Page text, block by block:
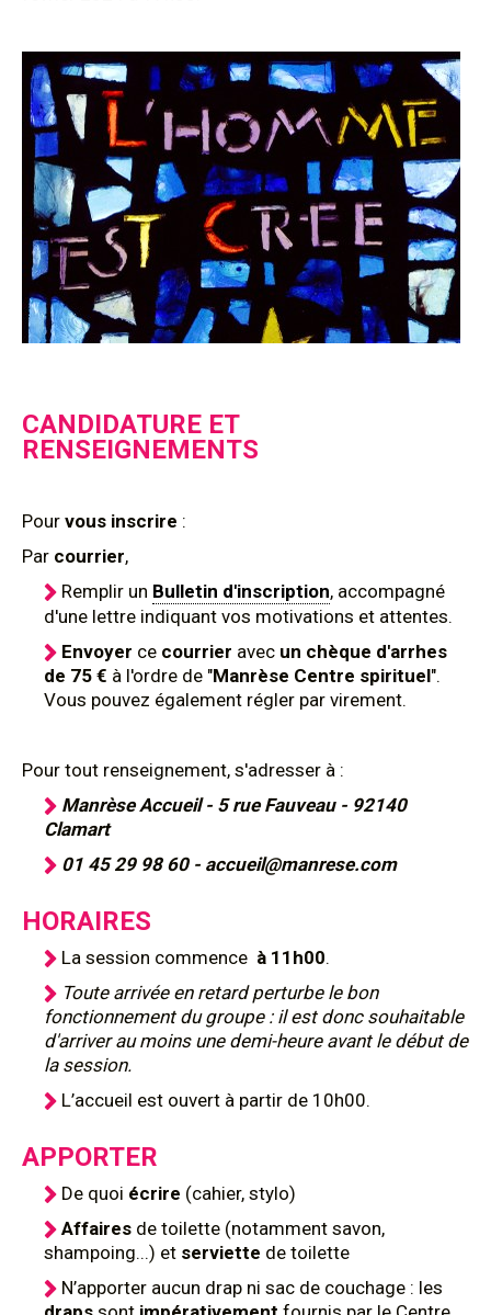
CANDIDATURE ET
RENSEIGNEMENTS
Pour vous inscrire :
Par courrier,
Remplir un Bulletin d'inscription, accompagné
d'une lettre indiquant vos motivations et attentes.
Envoyer ce courrier avec un chèque d'arrhes
de 75 € à l'ordre de "Manrèse Centre spirituel".
Vous pouvez également régler par virement.
Pour tout renseignement, s'adresser à :
Manrèse Accueil - 5 rue Fauveau - 92140
Clamart
01 45 29 98 60 - accueil@manrese.com
HORAIRES
La session commence à 11h00.
Toute arrivée en retard perturbe le bon
fonctionnement du groupe : il est donc souhaitable
d'arriver au moins une demi-heure avant le début de
la session.
L’accueil est ouvert à partir de 10h00.
APPORTER
De quoi écrire (cahier, stylo)
Affaires de toilette (notamment savon,
shampoing...) et serviette de toilette
N’apporter aucun drap ni sac de couchage : les